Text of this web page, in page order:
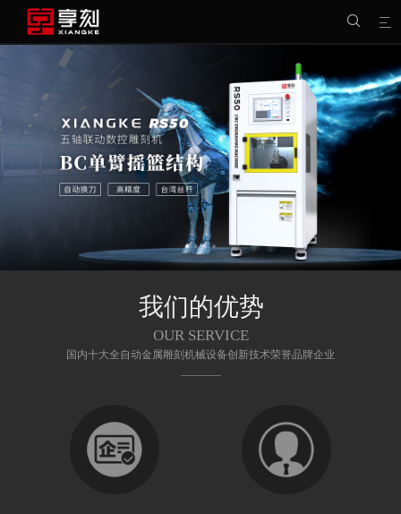


我们的优势
OUR SERVICE
国内十大全自动金属雕刻机械设备创新技术荣誉品牌企业